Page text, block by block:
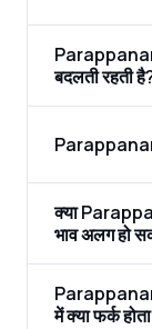
बदलती रहती
क्या
भाव अलग हो
में क्या फर्क